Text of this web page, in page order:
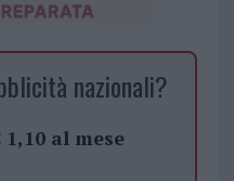
nazionali?
al mese